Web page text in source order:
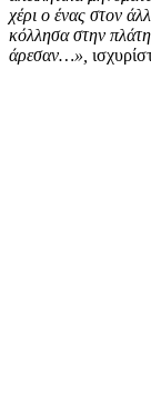
χέρι ο ένας στον
κόλλησα στην
άρεσαν…»,